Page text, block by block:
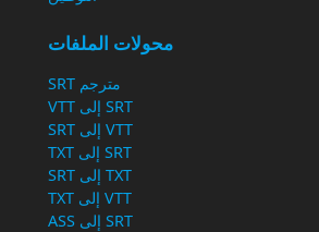
محولات الملفات
مترجم SRT
SRT إلى VTT
VTT إلى SRT
SRT إلى TXT
TXT إلى SRT
VTT إلى TXT
SRT إلى ASS